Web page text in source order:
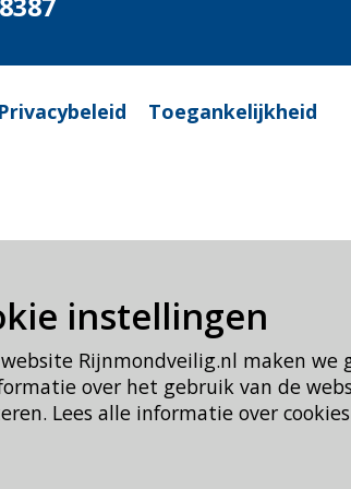
instellingen
Rijnmondveilig.nl maken we
over het gebruik van de
Lees alle informatie over
Toegankelijkheid